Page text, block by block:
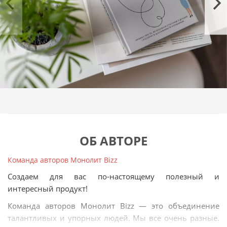
«Правила родителей»
Ричарда Темплара.
«Когда ваш ребенок сводит вас с ума»Эды Ле
Шан.
«Как говорить, чтобы дети слушали, и как
слушать, чтобы дети говорили»Адель Фабер и
Элейн Мазлиш.
«Если с ребенком трудно. Что делать, если
больше нет сил терпеть?»Людмилы
ОБ АВТОРЕ
Команда авторов Монолит Bizz
Создаем для вас по-настоящему полезный и
интересный продукт!
Команда авторов Монолит Bizz — это объединение
талантливых и упорных людей. Мы все очень разные.